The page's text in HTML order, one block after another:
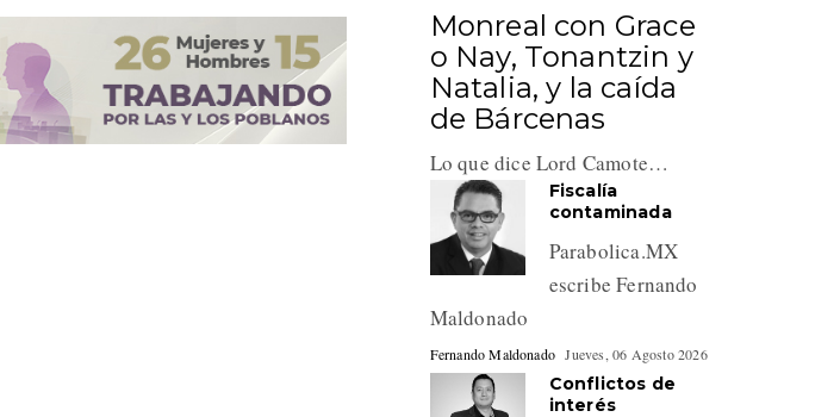
Monreal con Grace
o Nay, Tonantzin y
Natalia, y la caída
de Bárcenas
Lo que dice Lord Camote…
Fiscalía
contaminada
Parabolica.MX
escribe Fernando
Maldonado
Fernando Maldonado Jueves, 06 Agosto 2026
Conflictos de
interés